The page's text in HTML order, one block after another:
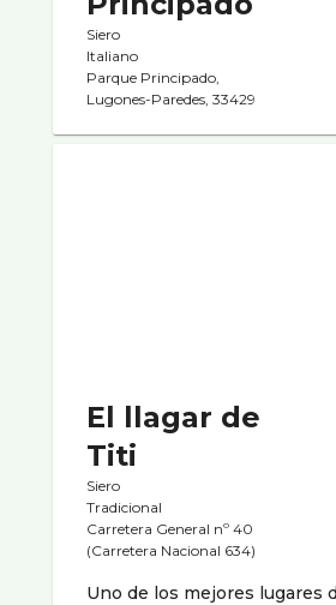
Siero
Italiano
Parque Principado,
Lugones-Paredes, 33429
El llagar de
Titi
Siero
Tradicional
Carretera General nº 40
(Carretera Nacional 634)
Uno de los mejores lugares